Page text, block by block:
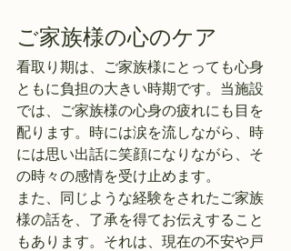
ご家族様の心のケア
看取り期は、ご家族様にとっても心身
ともに負担の大きい時期です。当施設
では、ご家族様の心身の疲れにも目を
配ります。時には涙を流しながら、時
には思い出話に笑顔になりながら、そ
の時々の感情を受け止めます。
また、同じような経験をされたご家族
様の話を、了承を得てお伝えすること
もあります。それは、現在の不安や戸